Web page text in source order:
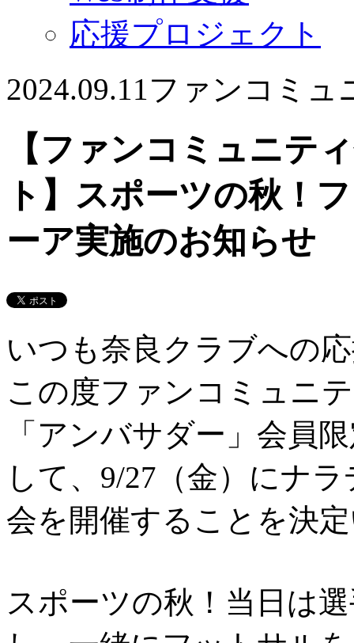
応援プロジェクト
2024.09.11ファンコミュ
【ファンコミュニテ
ト】スポーツの秋！
ーア実施のお知らせ
いつも奈良クラブへの
この度ファンコミュニ
「アンバサダー」会員
して、9/27（金）にナ
会を開催することを決
スポーツの秋！当日は